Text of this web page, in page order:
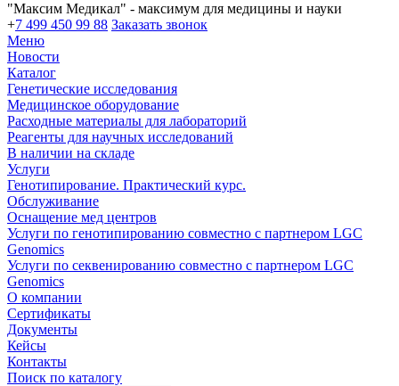
"Максим Медикал" - максимум для медицины и науки
+7 499 450 99 88 Заказать звонок
Меню
Новости
Каталог
Генетические исследования
Медицинское оборудование
Расходные материалы для лабораторий
Реагенты для научных исследований
В наличии на складе
Услуги
Генотипирование. Практический курс.
Обслуживание
Оснащение мед центров
Услуги по генотипированию совместно с партнером LGC
Genomics
Услуги по секвенированию совместно с партнером LGC
Genomics
О компании
Сертификаты
Документы
Кейсы
Контакты
Поиск по каталогу